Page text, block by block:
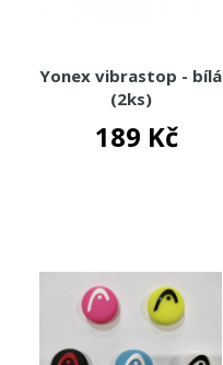
Yonex vibrastop - bílá
(2ks)
189 Kč